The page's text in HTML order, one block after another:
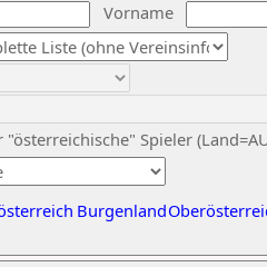
Vorname
"österreichische" Spieler
Burgenland